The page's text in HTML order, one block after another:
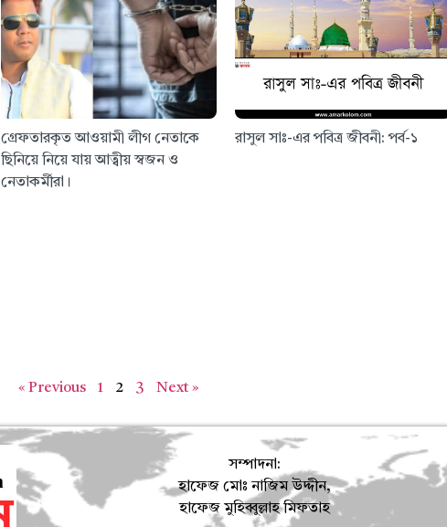
গ্রেফতারকৃত আওয়ামী লীগ নেতাকে
ছিনিয়ে নিয়ে যায় আত্বীয় স্বজন ও
নেতাকর্মীরা।
রাসুল সাঃ-এর পবিত্র জীবনী: পর্ব-১
« Previous
1 2 3 Next »
সম্পাদনা:
হাফেজ মোঃ নাজিম উদ্দীন,
হাফেজ মুহিব্বুল্লাহ মিফতাহ